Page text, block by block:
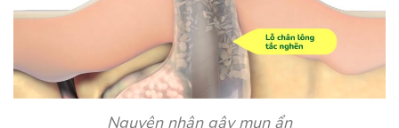
Nguyên nhân gây mụn ẩn